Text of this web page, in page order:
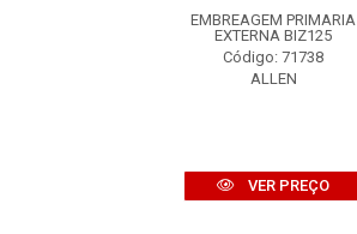
EMBREAGEM PRIMARIA
EXTERNA BIZ125
Código: 71738
ALLEN
VER PREÇO